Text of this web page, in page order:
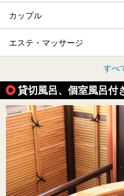
カップル
エステ・マッサージ
すべ
貸切風呂、個室風呂付